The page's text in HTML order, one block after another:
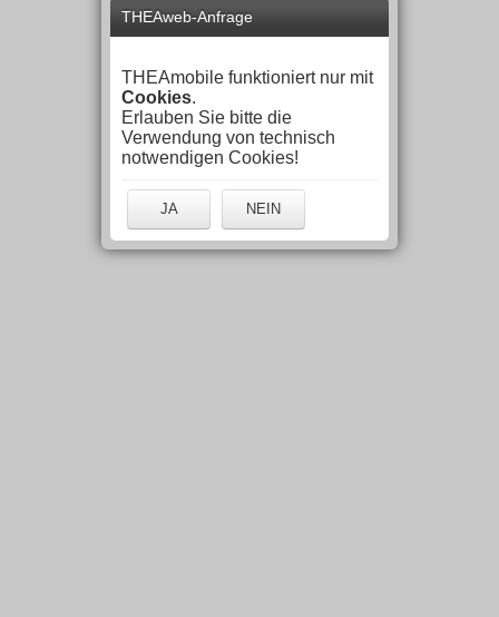
THEAweb-Anfrage
THEAmobile funktioniert nur mit
Cookies.
Erlauben Sie bitte die
Verwendung von technisch
notwendigen Cookies!
JA NEIN